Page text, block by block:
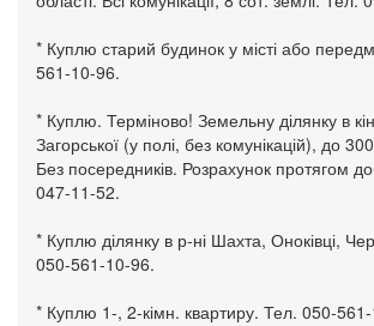
* Куплю старий будинок у місті або
561-10-96.
* Куплю. Терміново! Земельну ділянку в
Загорської (у полі, без комунікацій), до
Без посередників. Розрахунок протягом
047-11-52.
* Куплю ділянку в р-ні Шахта, Оноківці,
050-561-10-96.
* Куплю 1-, 2-кімн. квартиру. Тел. 050-